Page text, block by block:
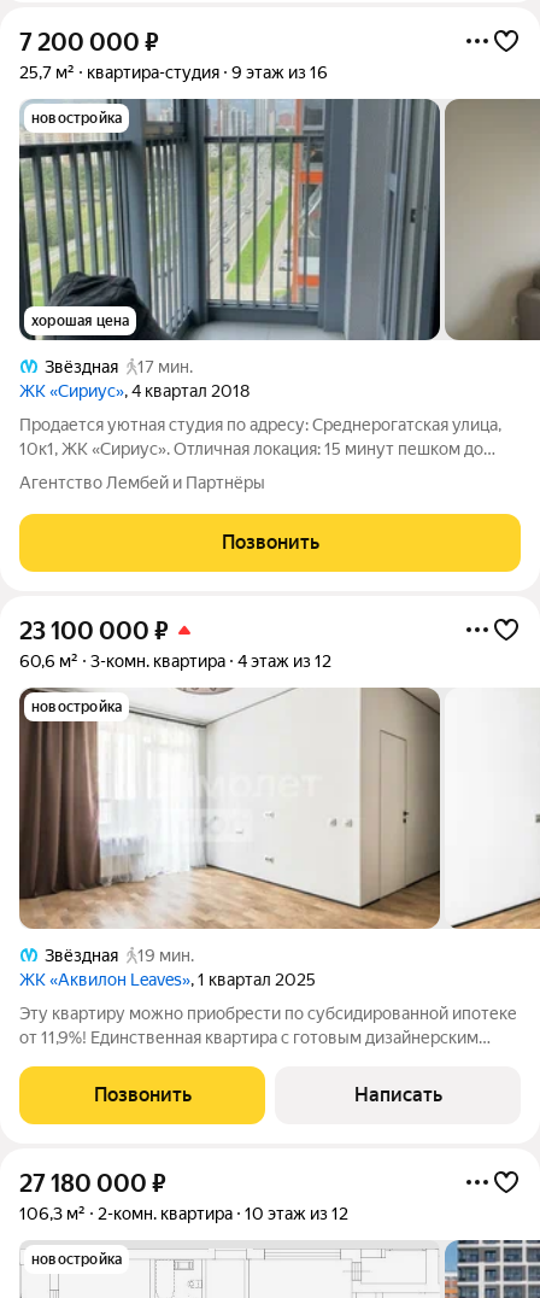
7 200 000 ₽
25,7 м² квартира-студия 9 этаж из 16
новостройка
хорошая цена
Звёздная
17 мин.
ЖК «Сириус», 4 квартал 2018
Продается уютная студия по адресу: Среднерогатская улица,
10к1, ЖК «Сириус». Отличная локация: 15 минут пешком до
метро «Звездная» 15 минут на автомобиле до аэропорта
Агентство Лембей и Партнёры
Позвонить
23 100 000 ₽
60,6 м² 3-комн. квартира 4 этаж из 12
новостройка
Звёздная
19 мин.
ЖК «Аквилон Leaves», 1 квартал 2025
Эту квартиру можно приобрести по субсидированной ипотеке
от 11,9%! Единственная квартира с готовым дизайнерским
60,6 м в престижном Московском районе Санкт-Петербурга
Если вы не хотите тратить
Позвонить Написать
27 180 000 ₽
106,3 м² 2-комн. квартира 10 этаж из 12
новостройка